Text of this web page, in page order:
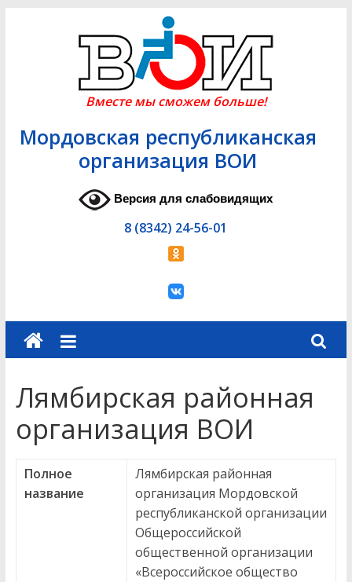
Вместе мы сможем больше!
Мордовская республиканская
организация ВОИ
Версия для слабовидящих
8 (8342) 24-56-01
Лямбирская районная
организация ВОИ
Полное
название
Лямбирская районная
организация Мордовской
республиканской организации
Общероссийской
общественной организации
«Всероссийское общество